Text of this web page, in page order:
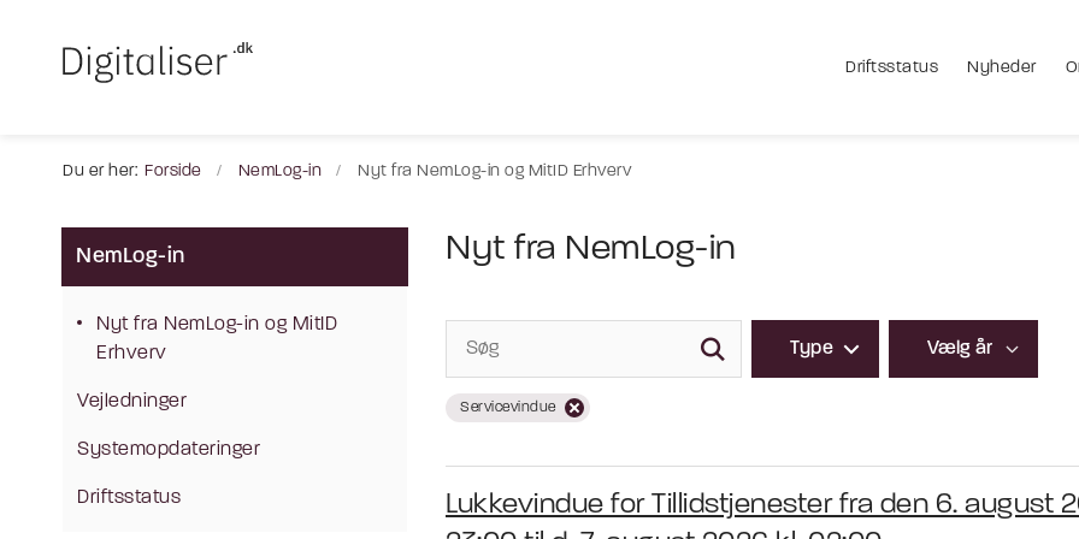
Driftsstatus Nyheder
Du er her: Forside NemLog-in Nyt fra NemLog-in og MitID Erhverv
NemLog-in
Nyt fra NemLog-in og MitID
Erhverv
Vejledninger
Systemopdateringer
Driftsstatus
Nyt fra NemLog-in
Type
Servicevindue
Lukkevindue for Tillidstjenester fra den 6. august